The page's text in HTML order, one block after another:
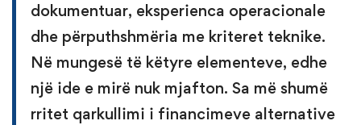
dokumentuar, eksperienca operacionale
dhe përputhshmëria me kriteret teknike.
Në mungesë të këtyre elementeve, edhe
një ide e mirë nuk mjafton. Sa më shumë
rritet qarkullimi i financimeve alternative